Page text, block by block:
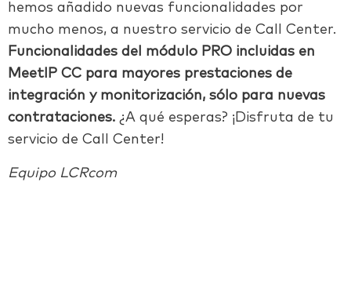
hemos añadido nuevas funcionalidades por
mucho menos, a nuestro servicio de Call Center.
Funcionalidades del módulo PRO incluidas en
MeetIP CC para mayores prestaciones de
integración y monitorización, sólo para nuevas
contrataciones. ¿A qué esperas? ¡Disfruta de tu
servicio de Call Center!
Equipo LCRcom